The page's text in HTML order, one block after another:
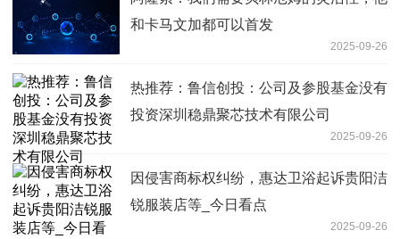
和卡马文加都可以首发
2025-09-26
热推荐：鲁信创投：公司及参股基金没有
投资深圳稳鼎聚芯技术有限公司
2025-09-26
因侵害商标权纠纷，惠达卫浴起诉贵阳洁
锐服装店等_今日看点
2025-09-26